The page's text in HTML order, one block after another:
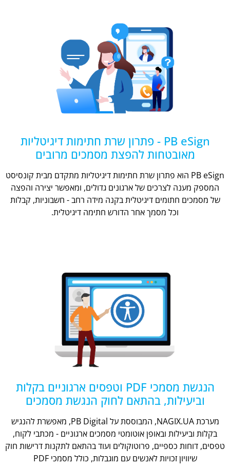
PB eSign - פתרון שרת חתימות דיגיטליות
מאובטחות להפצת מסמכים מרובים
PB eSign הוא פתרון שרת חתימות דיגיטליות מתקדם מבית קונסיסט
המספק מענה לצרכים של ארגונים גדולים, ומאפשר יצירה והפצה
של מסמכים חתומים דיגיטלית בקנה מידה רחב - חשבוניות, קבלות
וכל מסמך אחר הדורש חתימה דיגיטלית.
הנגשת מסמכי PDF וטפסים ארגוניים בקלות
וביעילות, בהתאם לחוק הנגשת מסמכים
מערכת NAGIX.UA, המבוססת על PB Digital, מאפשרת להנגיש
בקלות וביעילות ובאופן אוטומטי מסמכים ארגוניים - מכתבי לקוח,
טפסים, דוחות כספיים, פרוטוקולים ועוד בהתאם לתקנות דרישות חוק
שיוויון זכויות לאנשים עם מוגבלות, כולל מסמכי PDF